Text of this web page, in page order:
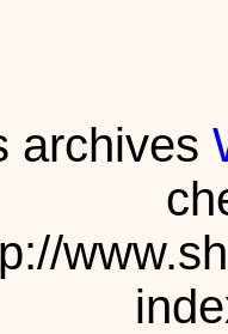
archives